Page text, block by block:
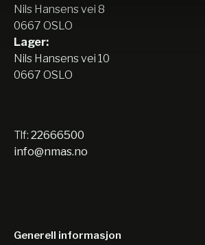
Nils Hansens vei 8
0667 OSLO
Lager:
Nils Hansens vei 10
0667 OSLO
Tlf: 22666500
info@nmas.no
Generell informasjon